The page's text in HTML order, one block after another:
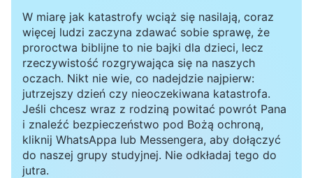
i są przez niego wykorzystywani – taki jest jego
cel”(Sam Bóg, Jedyny IV, w: Słowo, t. 2, O poznaniu
Boga). Dostrzegłem dzięki temu, że to, iż pastor
próbuje nas powstrzymać przed pójściem za
Chrystusem dni ostatecznych, jest duchową
bitwą. Bóg wyraża prawdy, by osądzić i oczyścić
ludzi w dniach ostatecznych, by zbawić i
pozyskać grupę prawdziwych wierzących. Ale
W miarę jak katastrofy wciąż się nasilają, coraz
więcej ludzi zaczyna zdawać sobie sprawę, że
proroctwa biblijne to nie bajki dla dzieci, lecz
rzeczywistość rozgrywająca się na naszych
oczach. Nikt nie wie, co nadejdzie najpierw:
jutrzejszy dzień czy nieoczekiwana katastrofa.
Jeśli chcesz wraz z rodziną powitać powrót Pana
i znaleźć bezpieczeństwo pod Bożą ochroną,
kliknij WhatsAppa lub Messengera, aby dołączyć
do naszej grupy studyjnej. Nie odkładaj tego do
jutra.